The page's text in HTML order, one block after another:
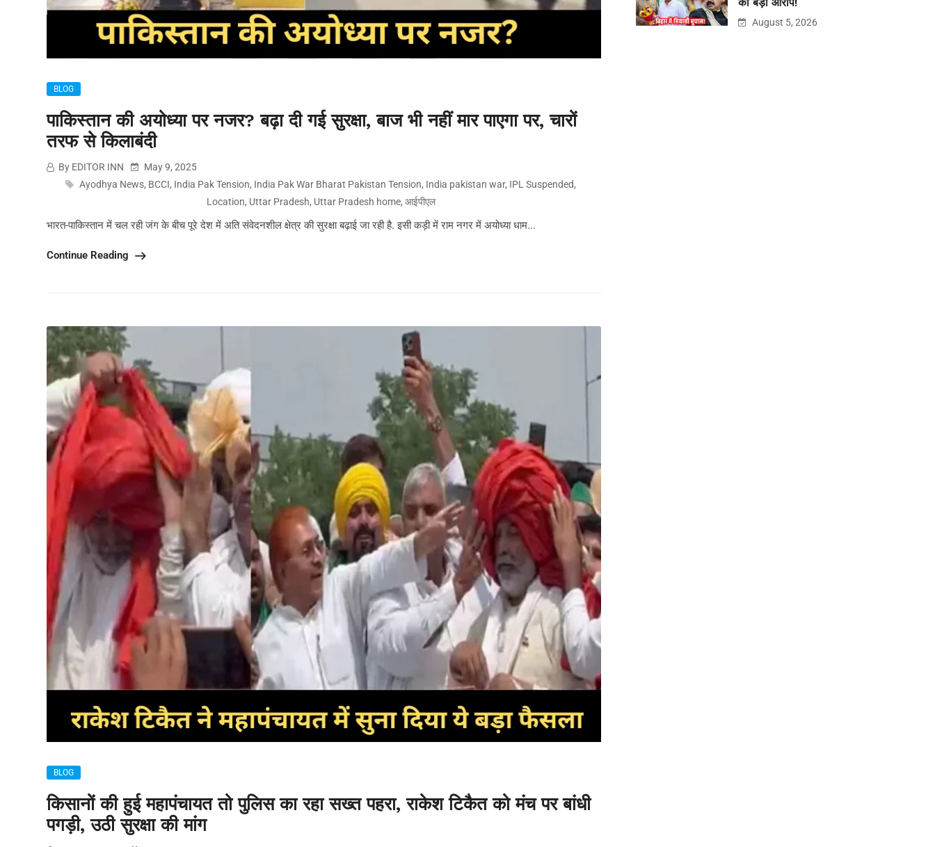
BLOG
पाकिस्तान की अयोध्या पर नजर? बढ़ा दी गई सुरक्षा, बाज भी नहीं मार पाएगा पर, चारों
तरफ से किलाबंदी
By EDITOR INN
May 9, 2025
Ayodhya News, BCCI, India Pak Tension, India Pak War Bharat Pakistan Tension, India pakistan war, IPL Suspended,
Location, Uttar Pradesh, Uttar Pradesh home, आईपीएल
भारत-पाकिस्तान में चल रही जंग के बीच पूरे देश में अति संवेदनशील क्षेत्र की सुरक्षा बढ़ाई जा रही है. इसी कड़ी में राम नगर में अयोध्या धाम...
Continue Reading
BLOG
किसानों की हुई महापंचायत तो पुलिस का रहा सख्त पहरा, राकेश टिकैत को मंच पर बांधी
पगड़ी, उठी सुरक्षा की मांग
का बड़ा आरोप!
August 5, 2026